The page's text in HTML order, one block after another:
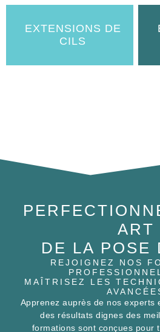
EXTENSIONS DE
CILS
ART
DE LA POSE
REJOIGNEZ NOS
MAÎTRISEZ LES
Apprenez auprès de nos experts
des résultats dignes des
formations sont conçues pour